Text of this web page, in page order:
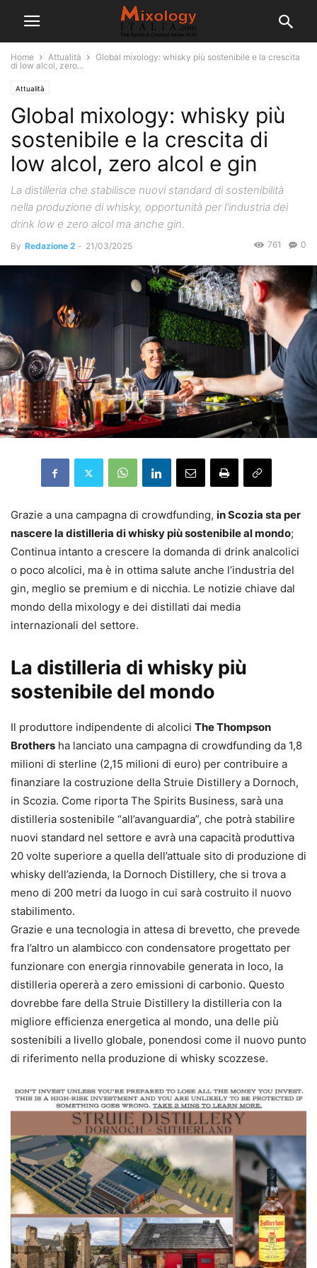
Home Attualità
Global mixology: whisky più sostenibile e la crescita
di low alcol, zero...
Attualità
Global mixology: whisky più
sostenibile e la crescita di
low alcol, zero alcol e gin
La distilleria che stabilisce nuovi standard di sostenibilità
nella produzione di whisky, opportunità per l'industria dei
drink low e zero alcol ma anche gin.
By Redazione 2 - 21/03/2025 0
761
Grazie a una campagna di crowdfunding, in Scozia sta per
nascere la distilleria di whisky più sostenibile al mondo;
Continua intanto a crescere la domanda di drink analcolici
o poco alcolici, ma è in ottima salute anche l’industria del
gin, meglio se premium e di nicchia. Le notizie chiave dal
mondo della mixology e dei distillati dai media
internazionali del settore.
La distilleria di whisky più
sostenibile del mondo
Il produttore indipendente di alcolici The Thompson
Brothers ha lanciato una campagna di crowdfunding da 1,8
milioni di sterline (2,15 milioni di euro) per contribuire a
finanziare la costruzione della Struie Distillery a Dornoch,
in Scozia. Come riporta The Spirits Business, sarà una
distilleria sostenibile “all’avanguardia”, che potrà stabilire
nuovi standard nel settore e avrà una capacità produttiva
20 volte superiore a quella dell’attuale sito di produzione di
whisky dell’azienda, la Dornoch Distillery, che si trova a
meno di 200 metri da luogo in cui sarà costruito il nuovo
stabilimento.
Grazie e una tecnologia in attesa di brevetto, che prevede
fra l’altro un alambicco con condensatore progettato per
funzionare con energia rinnovabile generata in loco, la
distilleria opererà a zero emissioni di carbonio. Questo
dovrebbe fare della Struie Distillery la distilleria con la
migliore efficienza energetica al mondo, una delle più
sostenibili a livello globale, ponendosi come il nuovo punto
di riferimento nella produzione di whisky scozzese.